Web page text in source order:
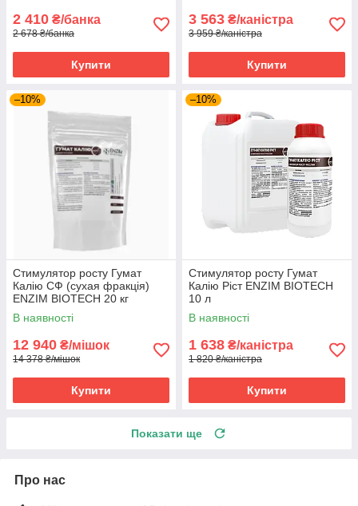
2 410 ₴/банка
2 678 ₴/банка
Купити
3 563 ₴/каністра
3 959 ₴/каністра
Купити
–10%
Стимулятор росту Гумат
Калію СФ (сухая фракція)
ENZIM BIOTECH 20 кг
В наявності
12 940 ₴/мішок
14 378 ₴/мішок
Купити
–10%
Стимулятор росту Гумат
Калію Ріст ENZIM BIOTECH
10 л
В наявності
1 638 ₴/каністра
1 820 ₴/каністра
Купити
Показати ще
Про нас